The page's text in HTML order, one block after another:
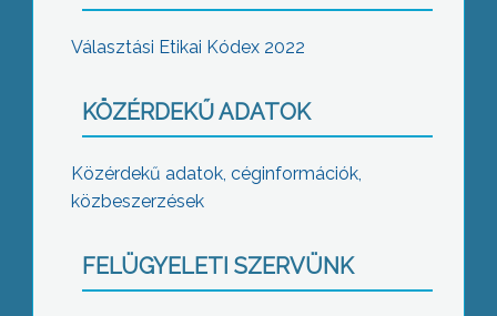
Választási Etikai Kódex 2022
KÖZÉRDEKŰ ADATOK
Közérdekű adatok, céginformációk,
közbeszerzések
FELÜGYELETI SZERVÜNK